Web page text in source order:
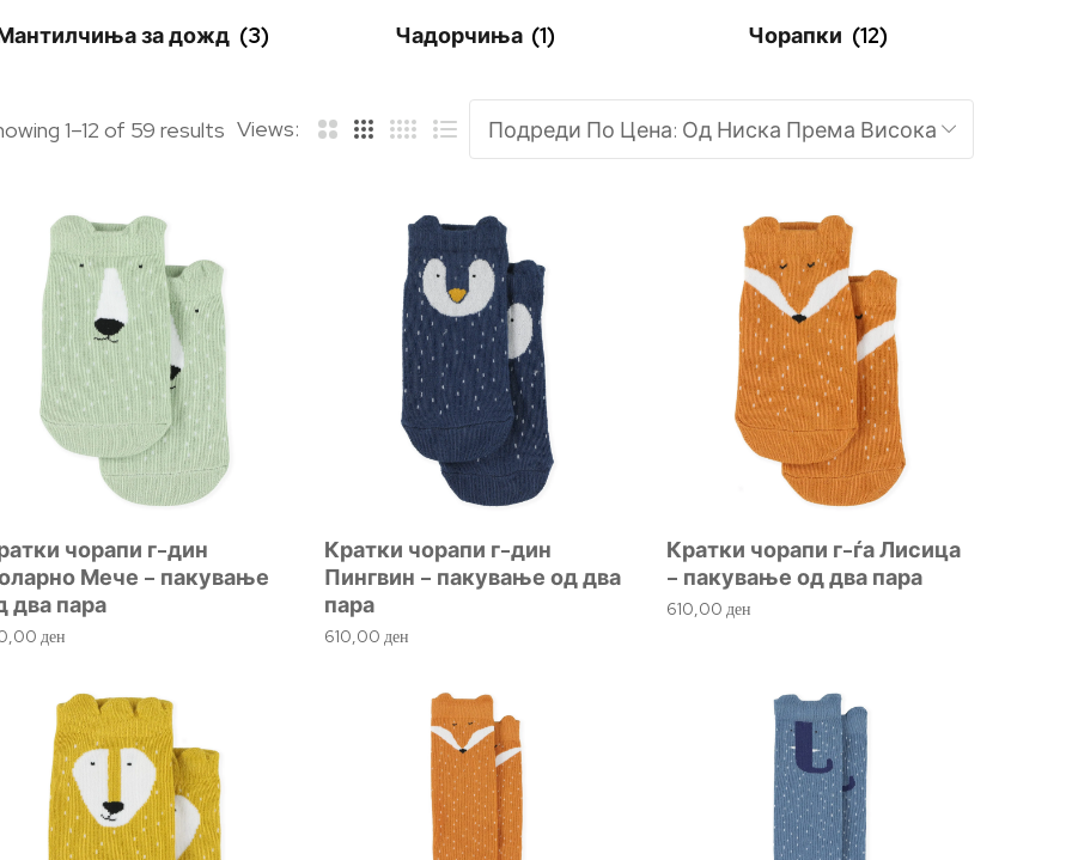
за дожд (3) Чадорчиња (1) Чорапки (12)
1–12 of 59 results Views:
чорапи г-дин
Мече – пакување
два пара
ден
Кратки чорапи г-дин
Пингвин – пакување од два
пара
610,00 ден
Кратки чорапи г-ѓа Лисица
– пакување од два пара
610,00ден